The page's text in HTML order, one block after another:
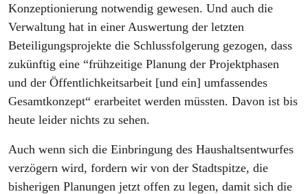
Konzeptionierung notwendig gewesen. Und auch die
Verwaltung hat in einer Auswertung der letzten
Beteiligungsprojekte die Schlussfolgerung gezogen, dass
zukünftig eine “frühzeitige Planung der Projektphasen
und der Öffentlichkeitsarbeit [und ein] umfassendes
Gesamtkonzept“ erarbeitet werden müssten. Davon ist bis
heute leider nichts zu sehen.
Auch wenn sich die Einbringung des Haushaltsentwurfes
verzögern wird, fordern wir von der Stadtspitze, die
bisherigen Planungen jetzt offen zu legen, damit sich die